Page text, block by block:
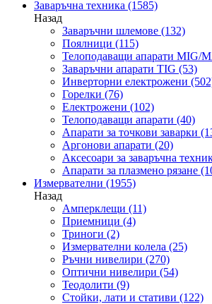
Заваръчна техника (1585)
Назад
Заваръчни шлемове (132)
Поялници (115)
Телоподаващи апарати MIG/
Заваръчни апарати TIG (53)
Инверторни електрожени
Горелки (76)
Електрожени (102)
Телоподаващи апарати (40)
Апарати за точкови заварки
Аргонови апарати (20)
Аксесоари за заваръчна
Апарати за плазмено рязане
Измервателни (1955)
Назад
Амперклещи (11)
Приемници (4)
Триноги (2)
Измервателни колела (25)
Ръчни нивелири (270)
Оптични нивелири (54)
Теодолити (9)
Стойки, лати и стативи (122)